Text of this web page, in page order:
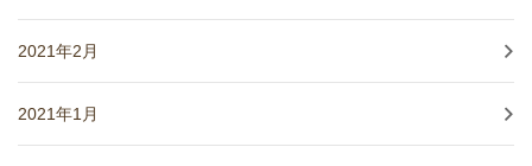
2021年2月
2021年1月